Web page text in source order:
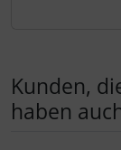
Kunden,
haben